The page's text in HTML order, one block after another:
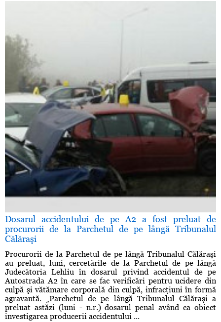
Dosarul accidentului de pe A2 a fost preluat de
procurorii de la Parchetul de pe lângă Tribunalul
Călăraşi
Procurorii de la Parchetul de pe lângă Tribunalul Călăraşi
au preluat, luni, cercetările de la Parchetul de pe lângă
Judecătoria Lehliu în dosarul privind accidentul de pe
Autostrada A2 în care se fac verificări pentru ucidere din
culpă şi vătămare corporală din culpă, infracţiuni în formă
agravantă. „Parchetul de pe lângă Tribunalul Călăraşi a
preluat astăzi (luni - n.r.) dosarul penal având ca obiect
investigarea producerii accidentului ...